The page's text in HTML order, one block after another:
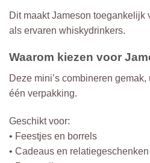
Dit maakt Jameson toegankelijk
als ervaren whiskydrinkers.
Waarom kiezen voor
Deze mini’s combineren
één verpakking.
Geschikt voor:
• Feestjes en borrels
• Cadeaus en relatiegeschenken